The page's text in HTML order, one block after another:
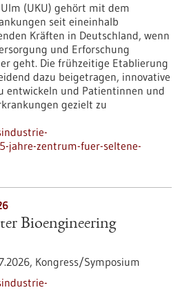
(UKU) gehört mit dem
seit eineinhalb
Kräften in Deutschland, wenn
und Erforschung
geht. Die frühzeitige Etablierung
dazu beigetragen, innovative
entwickeln und Patientinnen und
gezielt zu
jahre-zentrum-fuer-seltene-
Bioengineering
Kongress/Symposium